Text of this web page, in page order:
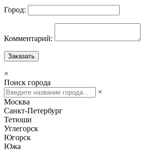
Город:
Комментарий:
Заказать
×
Поиск города
×
Москва
Санкт-Петербург
Тетюши
Углегорск
Югорск
Южа